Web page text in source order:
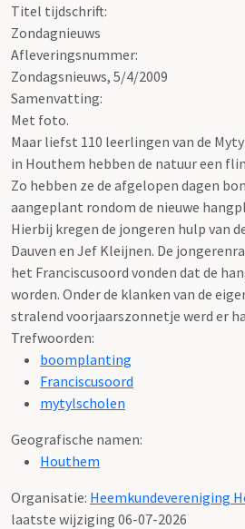
Titel tijdschrift:
Zondagnieuws
Afleveringsnummer:
Zondagsnieuws, 5/4/2009
Samenvatting:
Met foto.
Maar liefst 110 leerlingen van de
in Houthem hebben de natuur een
Zo hebben ze de afgelopen dagen
aangeplant rondom de nieuwe
Hierbij kregen de jongeren hulp van
Dauven en Jef Kleijnen. De
het Franciscusoord vonden dat de
worden. Onder de klanken van de
stralend voorjaarszonnetje werd er
Trefwoorden:
boomplanting
Franciscusoord
mytylscholen
Geografische namen:
Houthem
Organisatie: Heemkundevereniging
laatste wijziging 06-07-2026